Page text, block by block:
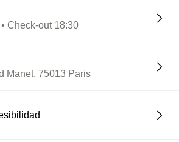
ou inviter d’autres camarades
Check-out 18:30
Manet, 75013 Paris